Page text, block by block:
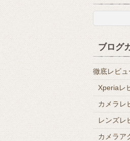
ブログ
徹底レビュ
Xperiaレ
カメラレ
レンズレ
カメラア